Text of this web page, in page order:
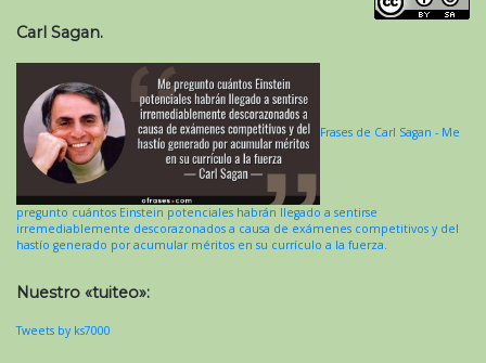
Carl Sagan.
Frases de Carl Sagan - Me
pregunto cuántos Einstein potenciales habrán llegado a sentirse
irremediablemente descorazonados a causa de exámenes competitivos y del
hastío generado por acumular méritos en su currículo a la fuerza.
Nuestro «tuiteo»:
Tweets by ks7000